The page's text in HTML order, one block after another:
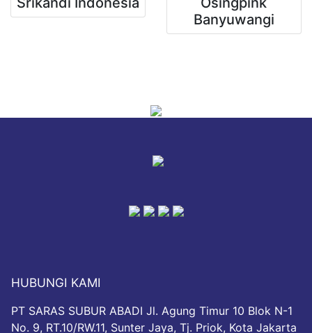
Banyuwangi
HUBUNGI KAMI
PT SARAS SUBUR ABADI Jl. Agung Timur 10 Blok N-1
No. 9, RT.10/RW.11, Sunter Jaya, Tj. Priok, Kota Jakarta